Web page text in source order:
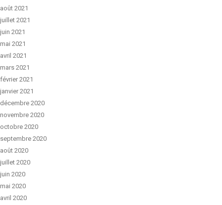
août 2021
juillet 2021
juin 2021
mai 2021
avril 2021
mars 2021
février 2021
janvier 2021
décembre 2020
novembre 2020
octobre 2020
septembre 2020
août 2020
juillet 2020
juin 2020
mai 2020
avril 2020